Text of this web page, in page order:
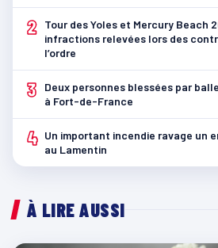
2
Tour des Yoles et Mercury Beach
infractions relevées lors des
l’ordre
3
Deux personnes blessées par
à Fort-de-France
4 Un important incendie ravage un
au Lamentin
À LIRE AUSSI